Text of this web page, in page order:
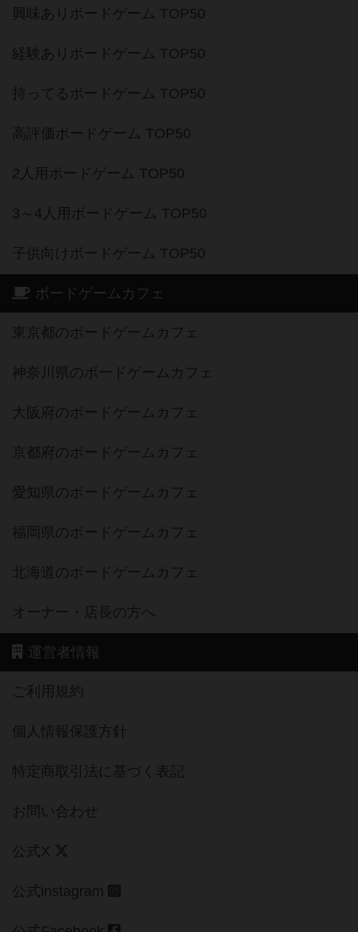
興味ありボードゲーム TOP50
経験ありボードゲーム TOP50
持ってるボードゲーム TOP50
高評価ボードゲーム TOP50
2人用ボードゲーム TOP50
3～4人用ボードゲーム TOP50
子供向けボードゲーム TOP50
ボードゲームカフェ
東京都のボードゲームカフェ
神奈川県のボードゲームカフェ
大阪府のボードゲームカフェ
京都府のボードゲームカフェ
愛知県のボードゲームカフェ
福岡県のボードゲームカフェ
北海道のボードゲームカフェ
オーナー・店長の方へ
運営者情報
ご利用規約
個人情報保護方針
特定商取引法に基づく表記
お問い合わせ
公式X
公式instagram